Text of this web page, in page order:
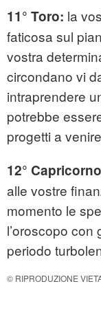
11° Toro: la
faticosa sul
vostra
circondano vi
intraprendere
potrebbe
progetti a
12°
alle vostre
momento le
l’oroscopo con
periodo
© RIPRODUZIONE